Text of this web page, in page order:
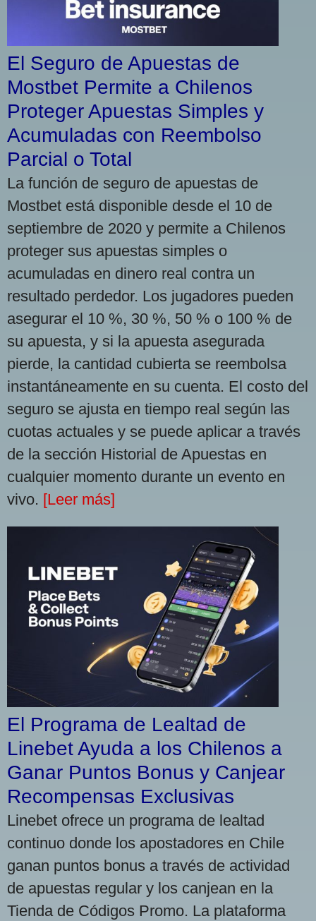
El Seguro de Apuestas de
Mostbet Permite a Chilenos
Proteger Apuestas Simples y
Acumuladas con Reembolso
Parcial o Total
La función de seguro de apuestas de
Mostbet está disponible desde el 10 de
septiembre de 2020 y permite a Chilenos
proteger sus apuestas simples o
acumuladas en dinero real contra un
resultado perdedor. Los jugadores pueden
asegurar el 10 %, 30 %, 50 % o 100 % de
su apuesta, y si la apuesta asegurada
pierde, la cantidad cubierta se reembolsa
instantáneamente en su cuenta. El costo del
seguro se ajusta en tiempo real según las
cuotas actuales y se puede aplicar a través
de la sección Historial de Apuestas en
cualquier momento durante un evento en
vivo. [Leer más]
El Programa de Lealtad de
Linebet Ayuda a los Chilenos a
Ganar Puntos Bonus y Canjear
Recompensas Exclusivas
Linebet ofrece un programa de lealtad
continuo donde los apostadores en Chile
ganan puntos bonus a través de actividad
de apuestas regular y los canjean en la
Tienda de Códigos Promo. La plataforma